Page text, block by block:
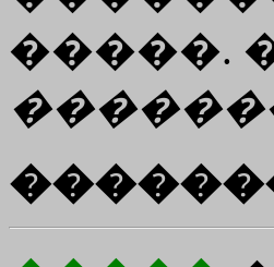
�����.